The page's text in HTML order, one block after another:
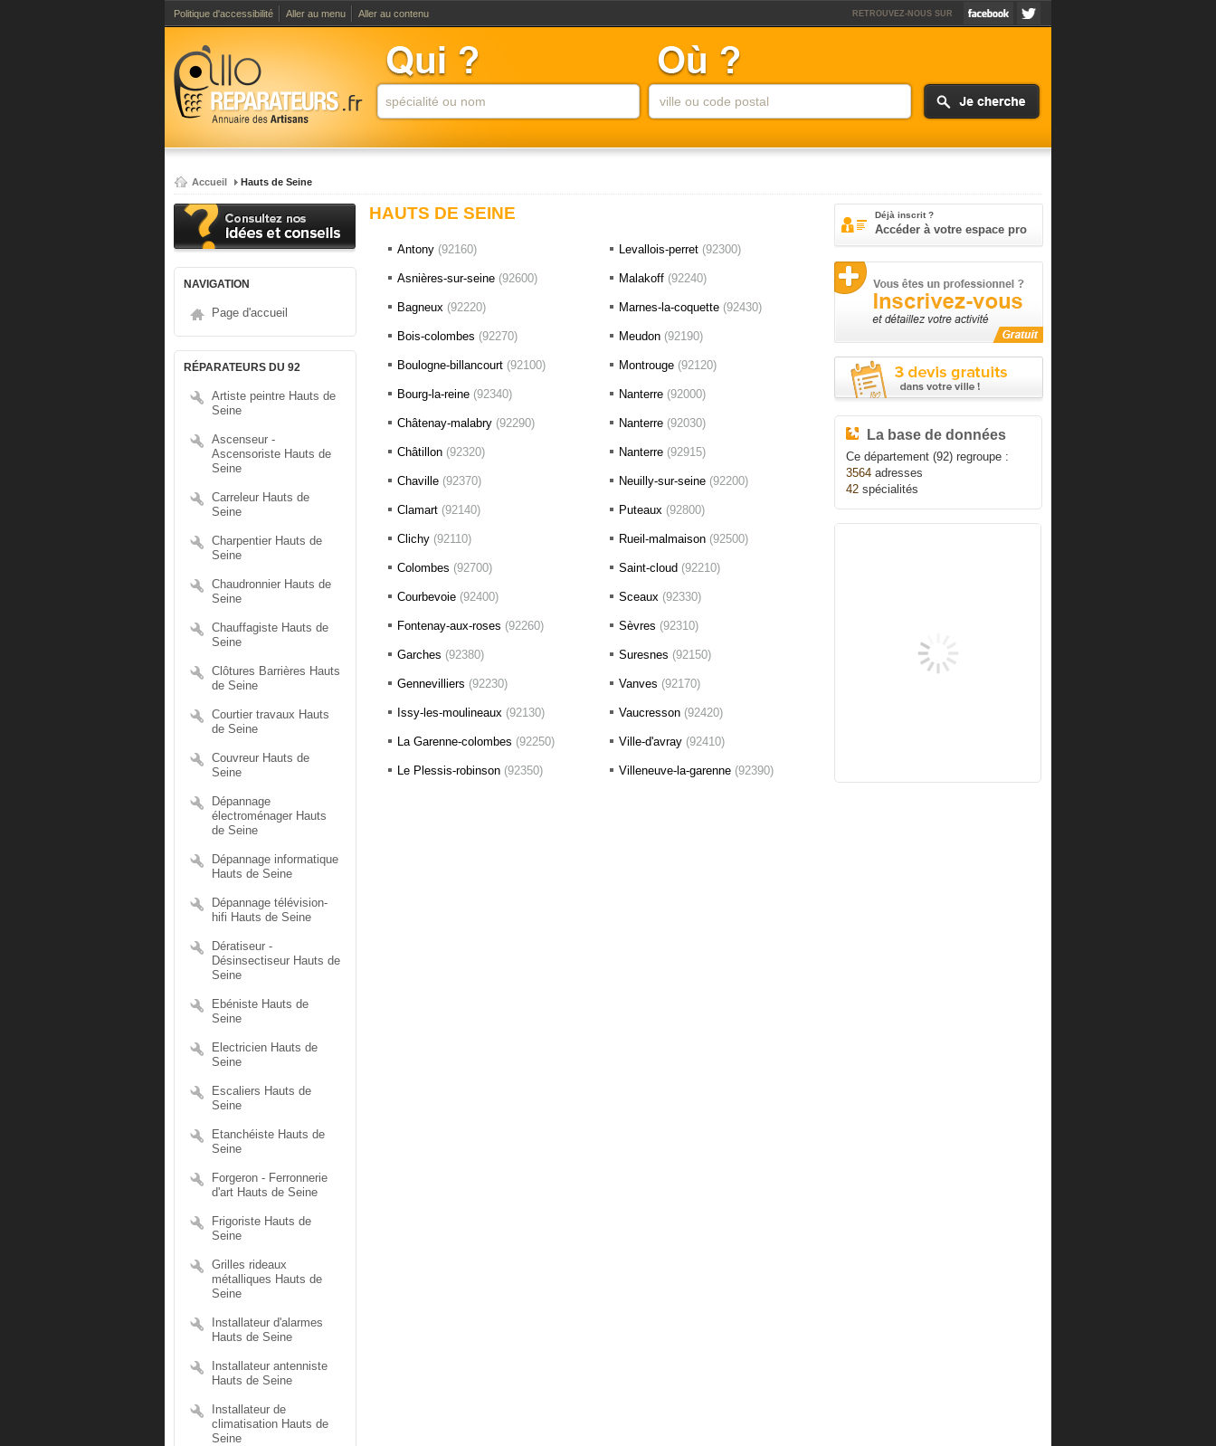
Politique d'accessibilité Aller au menu Aller au contenu RETROUVEZ-NOUS SUR
Accueil Hauts de Seine
NAVIGATION
Page d'accueil
RÉPARATEURS DU 92
Artiste peintre Hauts de
Seine
Ascenseur -
Ascensoriste Hauts de
Seine
Carreleur Hauts de
Seine
Charpentier Hauts de
Seine
Chaudronnier Hauts de
Seine
Chauffagiste Hauts de
Seine
Clôtures Barrières Hauts
de Seine
Courtier travaux Hauts
de Seine
Couvreur Hauts de
Seine
Dépannage
électroménager Hauts
de Seine
Dépannage informatique
Hauts de Seine
Dépannage télévision-
hifi Hauts de Seine
Dératiseur -
Désinsectiseur Hauts de
Seine
Ebéniste Hauts de
Seine
Electricien Hauts de
Seine
Escaliers Hauts de
Seine
Etanchéiste Hauts de
Seine
Forgeron - Ferronnerie
d'art Hauts de Seine
Frigoriste Hauts de
Seine
Grilles rideaux
métalliques Hauts de
Seine
Installateur d'alarmes
Hauts de Seine
Installateur antenniste
Hauts de Seine
Installateur de
climatisation Hauts de
Seine
HAUTS DE SEINE
Antony (92160)
Asnières-sur-seine (92600)
Bagneux (92220)
Bois-colombes (92270)
Boulogne-billancourt (92100)
Bourg-la-reine (92340)
Châtenay-malabry (92290)
Châtillon (92320)
Chaville (92370)
Clamart (92140)
Clichy (92110)
Colombes (92700)
Courbevoie (92400)
Fontenay-aux-roses (92260)
Garches (92380)
Gennevilliers (92230)
Issy-les-moulineaux (92130)
La Garenne-colombes (92250)
Le Plessis-robinson (92350)
Levallois-perret (92300)
Malakoff (92240)
Marnes-la-coquette (92430)
Meudon (92190)
Montrouge (92120)
Nanterre (92000)
Nanterre (92030)
Nanterre (92915)
Neuilly-sur-seine (92200)
Puteaux (92800)
Rueil-malmaison (92500)
Saint-cloud (92210)
Sceaux (92330)
Sèvres (92310)
Suresnes (92150)
Vanves (92170)
Vaucresson (92420)
Ville-d'avray (92410)
Villeneuve-la-garenne (92390)
Déjà inscrit ?
Accéder à votre espace pro
La base de données
Ce département (92) regroupe :
3564adresses
42spécialités